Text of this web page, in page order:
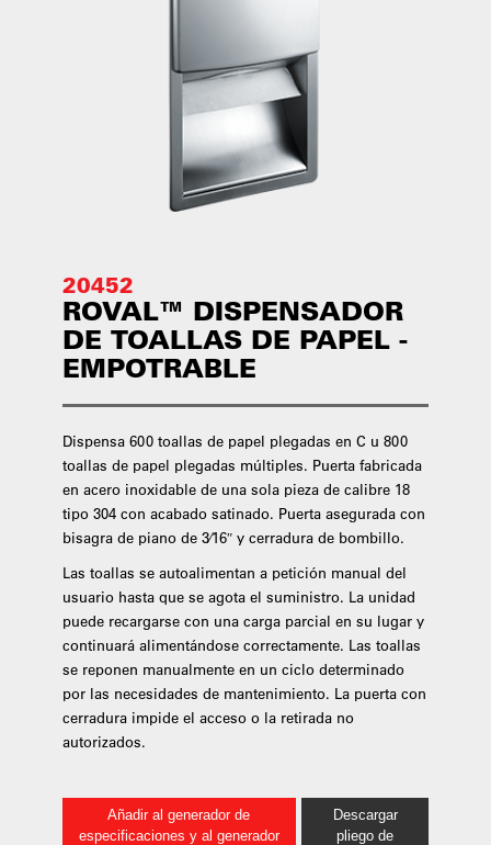
20452
ROVAL™ DISPENSADOR
DE TOALLAS DE PAPEL -
EMPOTRABLE
Dispensa 600 toallas de papel plegadas en C u 800
toallas de papel plegadas múltiples. Puerta fabricada
en acero inoxidable de una sola pieza de calibre 18
tipo 304 con acabado satinado. Puerta asegurada con
bisagra de piano de 3⁄16″ y cerradura de bombillo.
Las toallas se autoalimentan a petición manual del
usuario hasta que se agota el suministro. La unidad
puede recargarse con una carga parcial en su lugar y
continuará alimentándose correctamente. Las toallas
se reponen manualmente en un ciclo determinado
por las necesidades de mantenimiento. La puerta con
cerradura impide el acceso o la retirada no
autorizados.
Añadir al generador de
especificaciones y al generador
Descargar
pliego de